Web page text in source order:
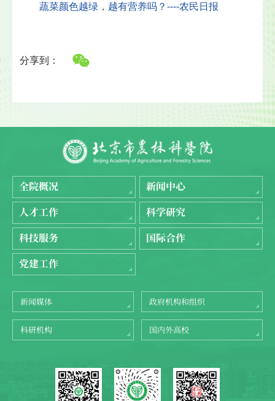
蔬菜颜色越绿，越有营养吗？----农民日报
分享到：
全院概况
新闻中心
人才工作
科学研究
科技服务
国际合作
党建工作
新闻媒体 政府机构和组织
科研机构 国内外高校